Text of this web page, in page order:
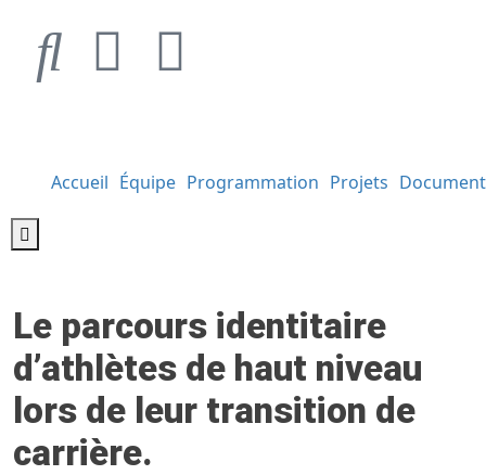
Accueil Équipe Programmation Projets
Hamburger Toggle Menu
Le parcours identitaire
d’athlètes de haut niveau
lors de leur transition de
carrière.